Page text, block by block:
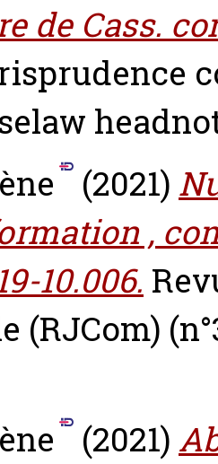
de Cass.
(2021)
,
10.006.
(RJCom)
(2021)